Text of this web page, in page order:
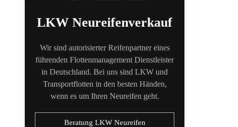
LKW Neureifenverkauf
Wir sind autorisierter Reifenpartner eines
führenden Flottenmanagement Dienstleister
in Deutschland. Bei uns sind LKW und
Transportflotten in den besten Händen,
wenn es um Ihren Neureifen geht.
Beratung LKW Neureifen